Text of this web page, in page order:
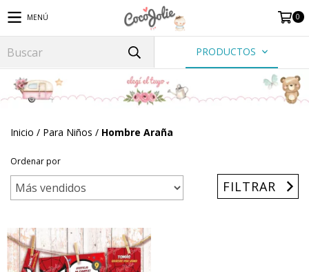
MENÚ 0
PRODUCTOS
Inicio / Para Niños / Hombre Araña
Ordenar por
FILTRAR